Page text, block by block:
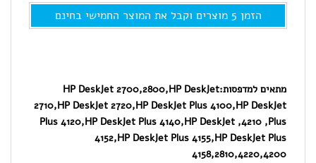
2710,4120,
hp
חלופי
צבע
הזמן 5 מוצרים וקבל את המוצר החמישי בחינם
מתאים למדפסות:HP DeskJet 2700,2800,HP DeskJet
2710,HP DeskJet 2720,HP DeskJet Plus 4100,HP DeskJet
Plus 4120,HP DeskJet Plus 4140,HP DeskJet ,4210 ,Plus
4152,HP DeskJet Plus 4155,HP DeskJet Plus
4158,2810,4220,4200